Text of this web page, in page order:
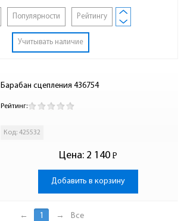
Популярности Рейтингу
Учитывать наличие
Барабан сцепления 436754
Рейтинг:
Код: 425532
Цена: 2 140 Р
-
Добавить в корзину
← 1 → Все